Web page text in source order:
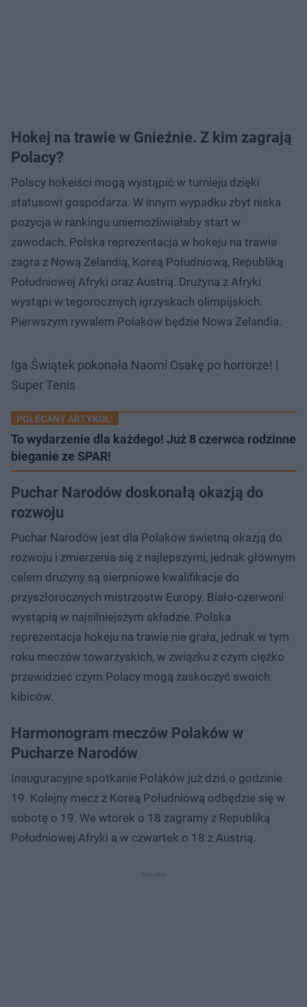
Hokej na trawie w Gnieźnie. Z kim zagrają
Polacy?
Polscy hokeiści mogą wystąpić w turnieju dzięki
statusowi gospodarza. W innym wypadku zbyt niska
pozycja w rankingu uniemożliwiałaby start w
zawodach. Polska reprezentacja w hokeju na trawie
zagra z Nową Zelandią, Koreą Południową, Republiką
Południowej Afryki oraz Austrią. Drużyna z Afryki
wystąpi w tegorocznych igrzyskach olimpijskich.
Pierwszym rywalem Polaków będzie Nowa Zelandia.
Iga Świątek pokonała Naomi Osakę po horrorze! |
Super Tenis
POLECANY ARTYKUŁ:
To wydarzenie dla każdego! Już 8 czerwca rodzinne
bieganie ze SPAR!
Puchar Narodów doskonałą okazją do
rozwoju
Puchar Narodów jest dla Polaków świetną okazją do
rozwoju i zmierzenia się z najlepszymi, jednak głównym
celem drużyny są sierpniowe kwalifikacje do
przyszłorocznych mistrzostw Europy. Biało-czerwoni
wystąpią w najsilniejszym składzie. Polska
reprezentacja hokeju na trawie nie grała, jednak w tym
roku meczów towarzyskich, w związku z czym ciężko
przewidzieć czym Polacy mogą zaskoczyć swoich
kibiców.
Harmonogram meczów Polaków w
Pucharze Narodów
Inauguracyjne spotkanie Polaków już dziś o godzinie
19. Kolejny mecz z Koreą Południową odbędzie się w
sobotę o 19. We wtorek o 18 zagramy z Republiką
Południowej Afryki a w czwartek o 18 z Austrią.